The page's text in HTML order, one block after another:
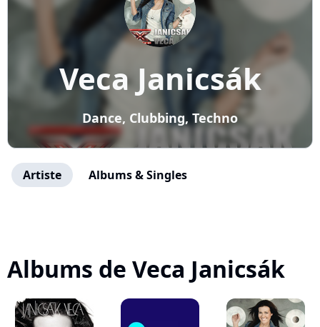
Veca Janicsák
Dance, Clubbing, Techno
Artiste Albums & Singles
Albums de Veca Janicsák